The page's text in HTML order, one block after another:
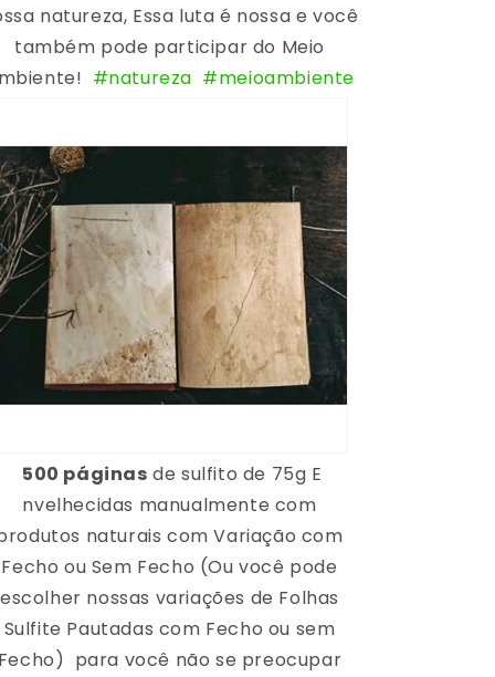
natureza, Essa luta é nossa e você
também pode participar do Meio
#natureza #meioambiente
500 páginas de sulfito de 75g E
nvelhecidas manualmente com
naturais com Variação com
Fecho ou Sem Fecho (Ou você pode
escolher nossas variações de Folhas
Sulfite Pautadas com Fecho ou sem
para você não se preocupar